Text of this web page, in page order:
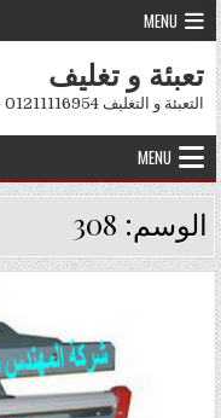
Skip to content
MENU
تعبئة و تغليف
التعبئة و التغليف 01211116954 – 01211116956 – 01211116958
MENU
الوسم: 308